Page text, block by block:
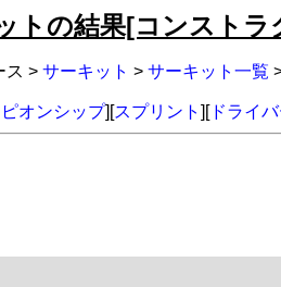
トの結果[コンストラ
ス > サーキット > サーキット一覧
オンシップ][スプリント ][ドライ